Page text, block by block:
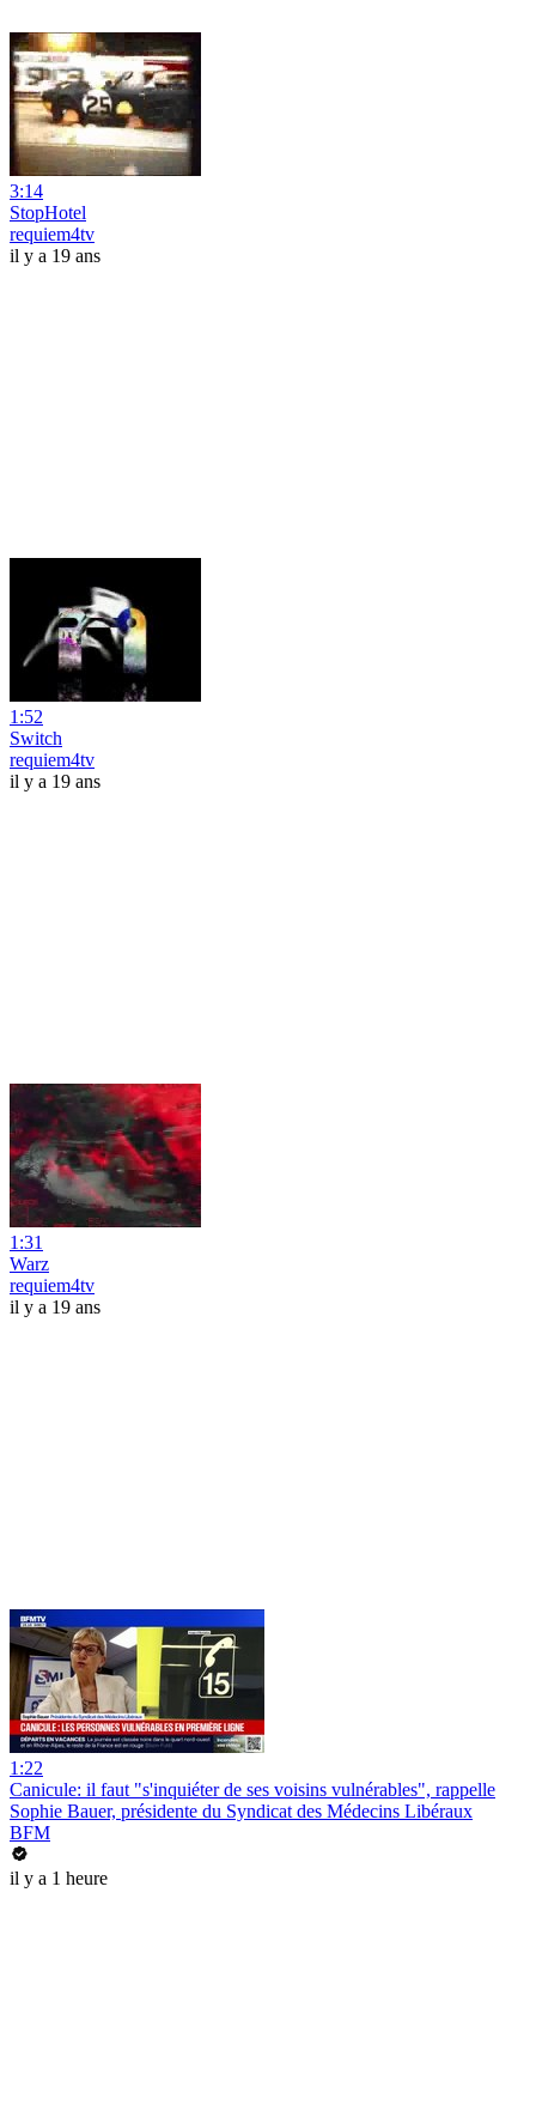
3:14
StopHotel
requiem4tv
il y a 19 ans
1:52
Switch
requiem4tv
il y a 19 ans
1:31
Warz
requiem4tv
il y a 19 ans
1:22
Canicule: il faut "s'inquiéter de ses voisins vulnérables", rappelle
Sophie Bauer, présidente du Syndicat des Médecins Libéraux
BFM
il y a 1 heure